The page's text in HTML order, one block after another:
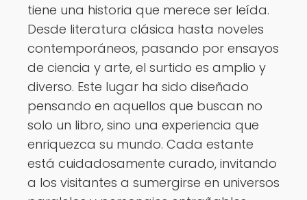
tiene una historia que merece ser leída.
Desde literatura clásica hasta noveles
contemporáneos, pasando por ensayos
de ciencia y arte, el surtido es amplio y
diverso. Este lugar ha sido diseñado
pensando en aquellos que buscan no
solo un libro, sino una experiencia que
enriquezca su mundo. Cada estante
está cuidadosamente curado, invitando
a los visitantes a sumergirse en universos